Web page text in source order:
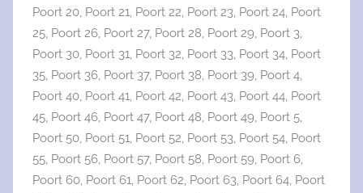
Poort 20, Poort 21, Poort 22, Poort 23, Poort 24, Poort
25, Poort 26, Poort 27, Poort 28, Poort 29, Poort 3,
Poort 30, Poort 31, Poort 32, Poort 33, Poort 34, Poort
35, Poort 36, Poort 37, Poort 38, Poort 39, Poort 4,
Poort 40, Poort 41, Poort 42, Poort 43, Poort 44, Poort
45, Poort 46, Poort 47, Poort 48, Poort 49, Poort 5,
Poort 50, Poort 51, Poort 52, Poort 53, Poort 54, Poort
55, Poort 56, Poort 57, Poort 58, Poort 59, Poort 6,
Poort 60, Poort 61, Poort 62, Poort 63, Poort 64, Poort